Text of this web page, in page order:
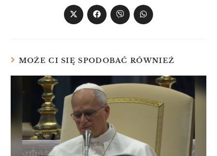
MOŻE CI SIĘ SPODOBAĆ RÓWNIEŻ